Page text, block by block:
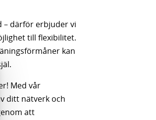
– därför erbjuder vi
till flexibilitet.
kan
Med vår
ditt nätverk och
att